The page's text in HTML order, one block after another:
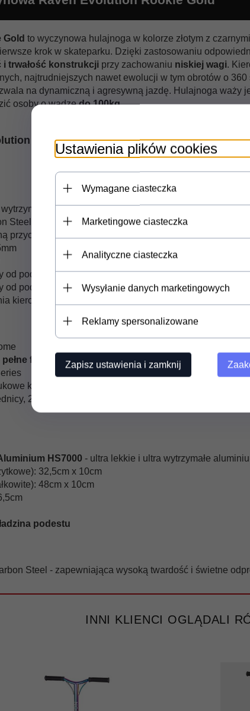
Goldto wyczynowa hulajnoga w kolorze złotym z
krok w skateparku. Dzięki zastosowaniu
trwałość konstrukcji przy zachowaniu niskiej wagi.
najtrudniejszych nawet ewolucji w tym obrotów o
na dynamiczną i agresywną jazdę. Hulajnoga waży
osoby o wadzedo 100kg.
Rookie Gold - charakterystyka
mechanicznie kształt zapewniający doskonałą
Steel -
stal węglowa, zapewniająca wytrzymałość i niski
przyczepność
od podłoża: 79,5 centymetra
od podestu: 73 centymetrów
kierownicy na 3 śruby
pełne felgi wykonane z najlżejszego i najbardziej
kółka serii High Rebound PUC
24mm szerokości
HS7000 - ultra lekkie i ultra wytrzymałe
32,5cm x 10cm
48cm x 10cm
podestu
Steel - zapewniająca wysoką twardość i świetne
INNI KLIENCI OGLĄDALI
Ustawienia plików cookies
Wymagane ciasteczka
Marketingowe ciasteczka
Analityczne ciasteczka
Wysyłanie danych marketingowych
Reklamy spersonalizowane
Zapisz ustawienia i zamknij